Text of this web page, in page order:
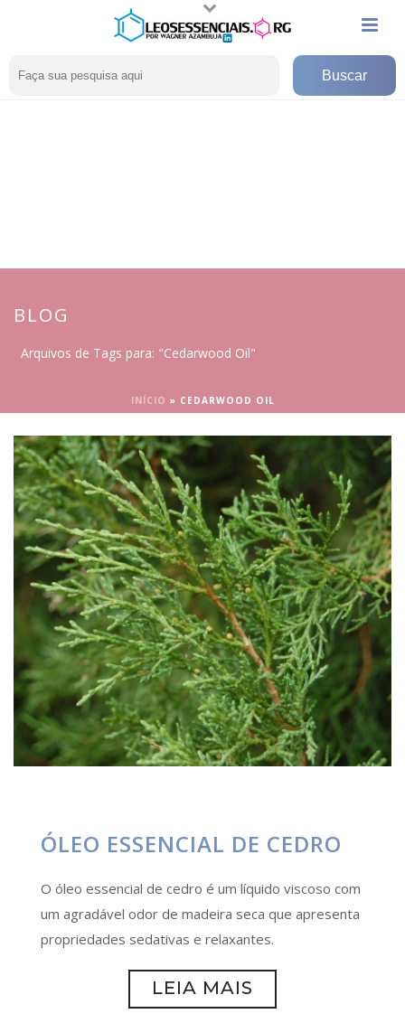
BLOG
Arquivos de Tags para: "Cedarwood Oil"
INÍCIO » CEDARWOOD OIL
ÓLEO ESSENCIAL DE CEDRO
O óleo essencial de cedro é um líquido viscoso com
um agradável odor de madeira seca que apresenta
propriedades sedativas e relaxantes.
LEIA MAIS